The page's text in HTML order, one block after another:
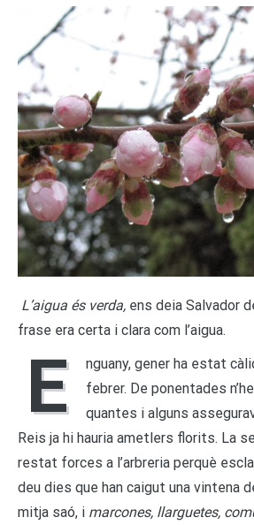
L’aigua és verda, ens deia Salvador
frase era certa i clara com l’aigua.
E
nguany, gener ha estat
febrer. De ponentades
quantes i alguns
Reis ja hi hauria ametlers florits. La
restat forces a l’arbreria perquè
deu dies que han caigut una vintena
mitja saó, i marcones, llarguetes,